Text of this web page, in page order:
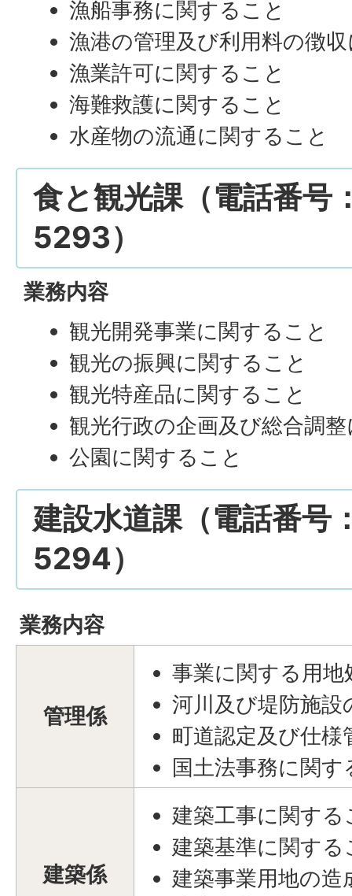
漁船事務に関すること
漁港の管理及び利用料の徴
漁業許可に関すること
海難救護に関すること
水産物の流通に関すること
食と観光課（電話番
5293）
業務内容
観光開発事業に関すること
観光の振興に関すること
観光特産品に関すること
観光行政の企画及び総合調
公園に関すること
建設水道課（電話番
5294）
業務内容
管理係
事業に関する用
河川及び堤防施
町道認定及び仕
国土法事務に関す
建築係
建築工事に関する
建築基準に関する
建築事業用地の